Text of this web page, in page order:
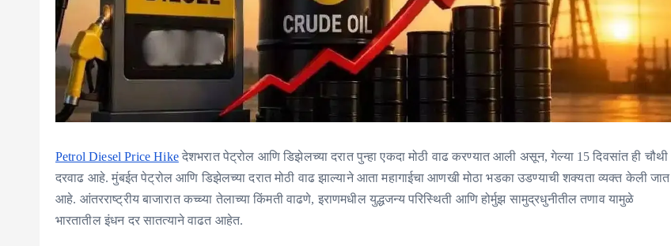
Petrol Diesel Price Hikeदेशभरात पेट्रोल आणि डिझेलच्या दरात पुन्हा एकदा मोठी वाढ करण्यात आली असून, गेल्या 15 दिवसांत ही चौथी
दरवाढ आहे. मुंबईत पेट्रोल आणि डिझेलच्या दरात मोठी वाढ झाल्याने आता महागाईचा आणखी मोठा भडका उडण्याची शक्यता व्यक्त केली जात
आहे. आंतरराष्ट्रीय बाजारात कच्च्या तेलाच्या किंमती वाढणे, इराणमधील युद्धजन्य परिस्थिती आणि होर्मुझ सामुद्रधुनीतील तणाव यामुळे
भारतातील इंधन दर सातत्याने वाढत आहेत.